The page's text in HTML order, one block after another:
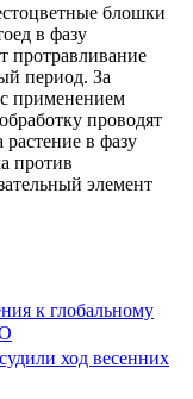
блошки
в фазу
протравливание
период. За
применением
проводят
в фазу
против
элемент
к глобальному
ход весенних